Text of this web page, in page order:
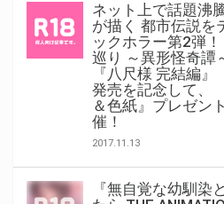
ネット上で話題沸
が描く 都市伝説を
ックホラー第2弾
巡り ～異形怪奇譚
『八尺様 完結編
発売を記念して、
＆色紙』プレゼン
催！
2017.11.13
『無自覚な幼馴染